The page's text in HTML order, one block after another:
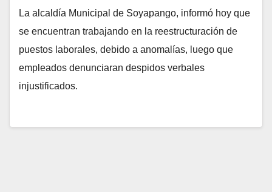
La alcaldía Municipal de Soyapango, informó hoy que
se encuentran trabajando en la reestructuración de
puestos laborales, debido a anomalías, luego que
empleados denunciaran despidos verbales
injustificados.